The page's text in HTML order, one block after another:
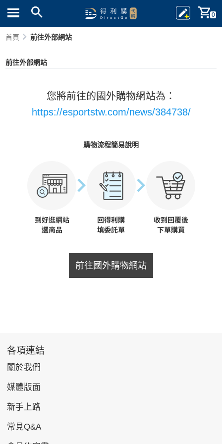
0
首頁 前往外部網站
前往外部網站
您將前往的國外購物網站為：
https://esportstw.com/news/384738/
購物流程簡易說明
前往國外購物網站
各項連結
關於我們
媒體版面
新手上路
常見Q&A